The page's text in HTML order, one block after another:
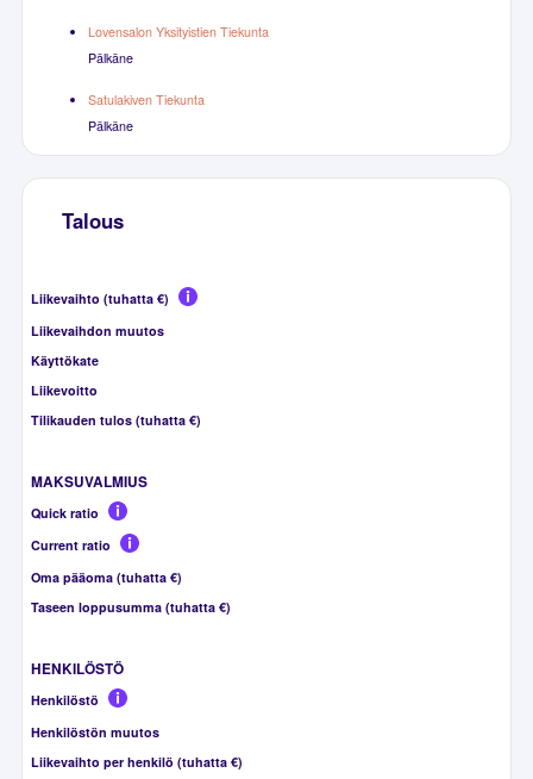
Lovensalon Yksityistien Tiekunta
Pälkäne
Satulakiven Tiekunta
Pälkäne
Talous
Liikevaihto (tuhatta €)
Liikevaihdon muutos
Käyttökate
Liikevoitto
Tilikauden tulos (tuhatta €)
MAKSUVALMIUS
Quick ratio
Current ratio
Oma pääoma (tuhatta €)
Taseen loppusumma (tuhatta €)
HENKILÖSTÖ
Henkilöstö
Henkilöstön muutos
Liikevaihto per henkilö (tuhatta €)